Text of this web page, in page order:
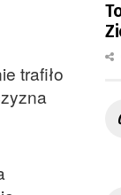
trafiło